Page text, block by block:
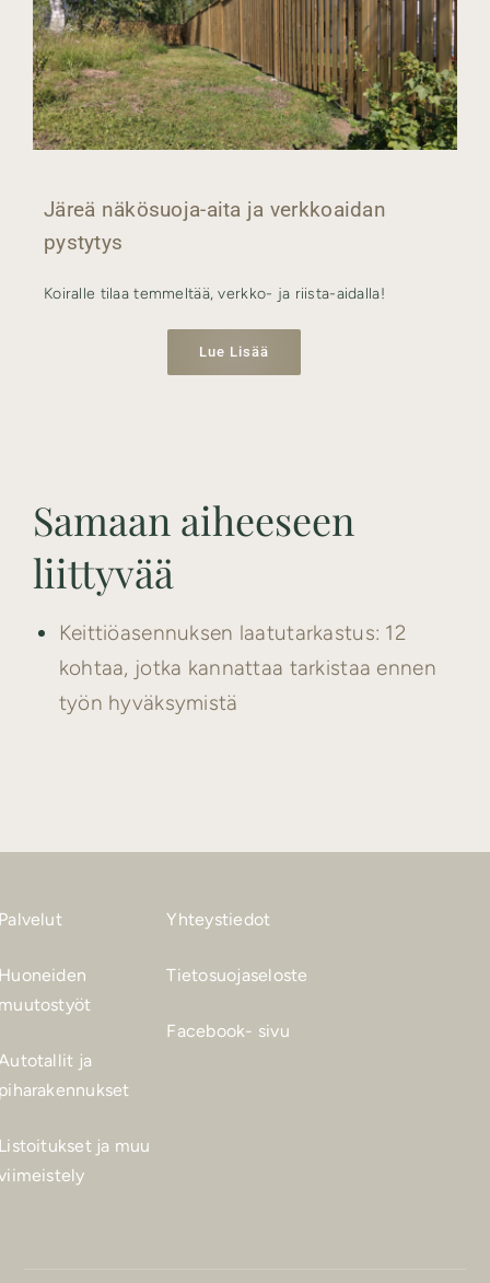
Järeä näkösuoja-aita ja verkkoaidan
pystytys
Koiralle tilaa temmeltää, verkko- ja riista-aidalla!
Lue Lisää
Samaan aiheeseen
liittyvää
Keittiöasennuksen laatutarkastus: 12
kohtaa, jotka kannattaa tarkistaa ennen
työn hyväksymistä
ja
ja muu
Yhteystiedot
Tietosuojaseloste
Facebook- sivu